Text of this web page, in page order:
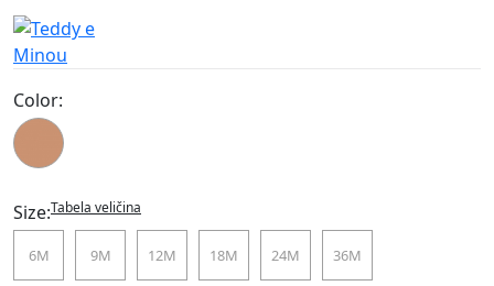
Size:Tabela veličina
6M 9M 12M 18M 24M 36M
Color: